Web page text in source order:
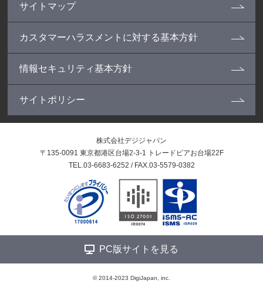
情報セキュリティ基本方針
サイトポリシー
サイトマップ
カスタマーハラスメントに対する基本方針
株式会社デジジャパン
〒135-0091 東京都港区台場2-3-1 トレードピアお台場22F
TEL.03-6683-6252 / FAX.03-5579-0382
PC版サイトを見る
© 2014-2023 DigiJapan, inc.